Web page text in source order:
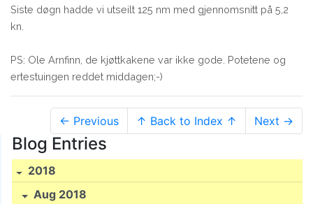
Siste døgn hadde vi utseilt 125 nm med gjennomsnitt på 5,2
kn.
PS: Ole Arnfinn, de kjøttkakene var ikke gode. Potetene og
ertestuingen reddet middagen;-)
← Previous ↑ Back to Index ↑ Next →
Blog Entries
2018
Aug 2018